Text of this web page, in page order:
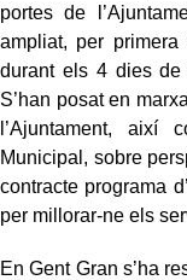
portes de
ampliat, per
durant els 4 dies
S’han posat en
l’Ajuntament,
Municipal, sobre
contracte programa
per millorar-ne els
En Gent Gran s’ha